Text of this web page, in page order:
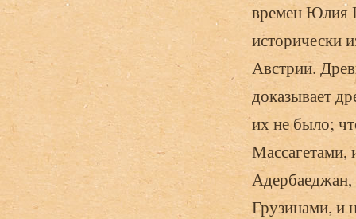
времен Юлия
исторически
Австрии.
доказывает
их не было;
Массагетами,
Грузинами, и